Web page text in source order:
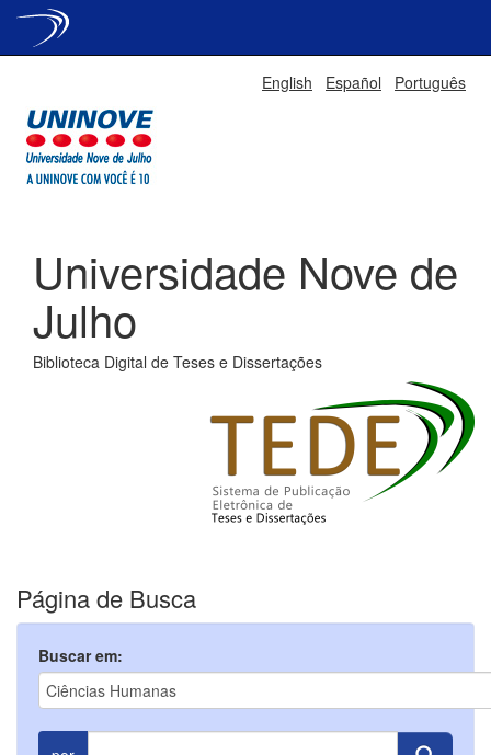
English Español Português
Universidade Nove de
Julho
Biblioteca Digital de Teses e Dissertações
Página de Busca
Buscar em: